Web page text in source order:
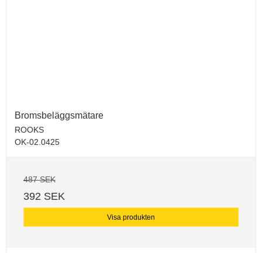
Bromsbeläggsmätare
ROOKS
OK-02.0425
487 SEK
392 SEK
Visa produkten